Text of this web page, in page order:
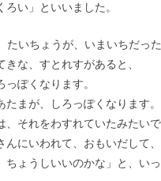
ろい」といいました。
たいちょうが、いまいちだった
きな、すとれすがあると、
っぽくなります。
たまが、しろっぽくなります。
、それをわすれていたみたいで
んにいわれて、おもいだして、
ちょうしいいのかな」と、いっ